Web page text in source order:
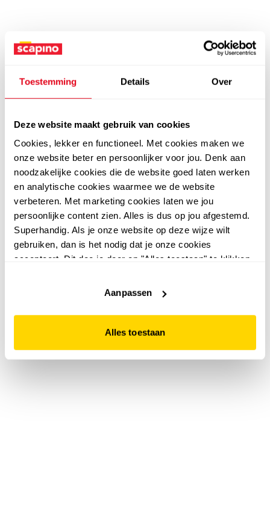
Toestemming Details Over
Deze website maakt gebruik van cookies
Cookies, lekker en functioneel. Met cookies maken we
onze website beter en persoonlijker voor jou. Denk aan
noodzakelijke cookies die de website goed laten werken
en analytische cookies waarmee we de website
verbeteren. Met marketing cookies laten we jou
persoonlijke content zien. Alles is dus op jou afgestemd.
Superhandig. Als je onze website op deze wijze wilt
gebruiken, dan is het nodig dat je onze cookies
accepteert. Dit doe je door op "Alles toestaan" te klikken.
website niet optimaal functioneert.
Aanpassen
Alles toestaan